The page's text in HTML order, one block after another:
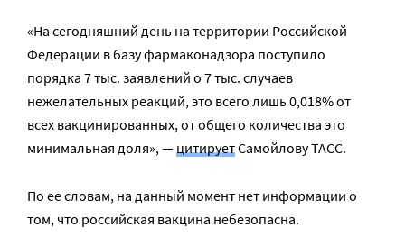
«На сегодняшний день на территории Российской
Федерации в базу фармаконадзора поступило
порядка 7 тыс. заявлений о 7 тыс. случаев
нежелательных реакций, это всего лишь 0,018% от
всех вакцинированных, от общего количества это
минимальная доля», —цитируетСамойлову ТАСС.
По ее словам, на данный момент нет информации о
том, что российская вакцина небезопасна.